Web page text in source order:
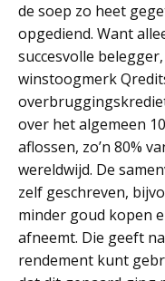
de soep zo heet
opgediend. Want
succesvolle
winstoogmerk
over het algemeen
aflossen, zo’n 80%
wereldwijd. De
zelf geschreven,
minder goud kopen
afneemt. Die geeft
rendement kunt